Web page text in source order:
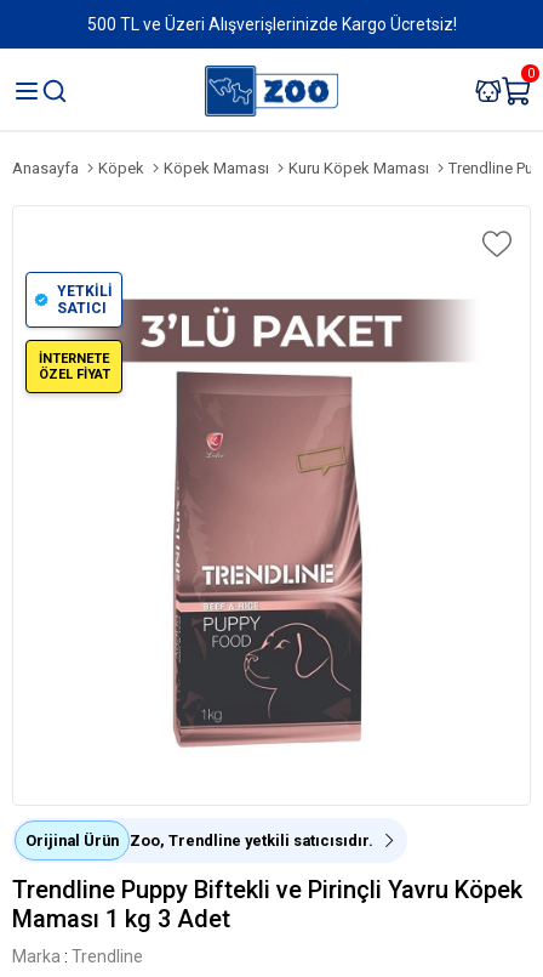
500 TL ve Üzeri Alışverişlerinizde Kargo Ücretsiz!
0
Anasayfa Köpek Köpek Maması Kuru Köpek Maması Trendline
YETKİLİ
SATICI
İNTERNETE
ÖZEL FİYAT
Orijinal Ürün Zoo, Trendline yetkili satıcısıdır.
Trendline Puppy Biftekli ve Pirinçli Yavru Köpek
Maması 1 kg 3 Adet
Marka : Trendline